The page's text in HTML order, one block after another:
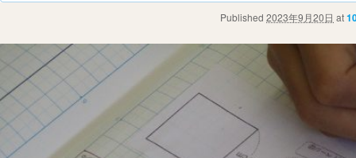
Published 2023年9月20日 at